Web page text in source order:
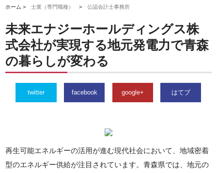
ホーム >士業（専門職種） >公認会計士事務所
未来エナジーホールディングス株
式会社が実現する地元発電力で青森
の暮らしが変わる
twitter facebook google+ はてブ
再生可能エネルギーの活用が進む現代社会において、地域密着
型のエネルギー供給が注目されています。青森県では、地元の